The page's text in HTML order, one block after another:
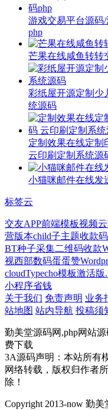
游戏交易平台源码
php
芒果在线咸鱼转转
彩纸屋开源定制少
统源码
定制效果在线定制
云印刷定制系统源
小猫咪邮件在线发
标签云
交友APP前端模板视频
营版本child子主题收款码
BT种子采集二维码收款
视西部数码蛋蛋赞
cloudTypecho模板激活版
小程序省钱
关于我们 免责声明 业务
站地图 站内导航 投稿须
勤美堂源码网,php网站
费下载
3A源码声明：本站所有
网络转载，版权归作者
除！
Copyright 2013-now 勤